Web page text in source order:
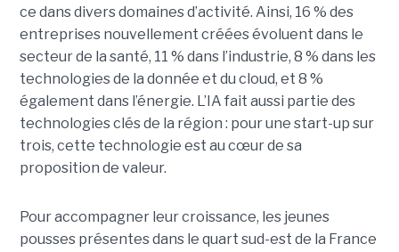
ce dans divers domaines d’activité. Ainsi, 16 % des
entreprises nouvellement créées évoluent dans le
secteur de la santé, 11 % dans l’industrie, 8 % dans les
technologies de la donnée et du cloud, et 8 %
également dans l’énergie. L’IA fait aussi partie des
technologies clés de la région : pour une start-up sur
trois, cette technologie est au cœur de sa
proposition de valeur.
Pour accompagner leur croissance, les jeunes
pousses présentes dans le quart sud-est de la France